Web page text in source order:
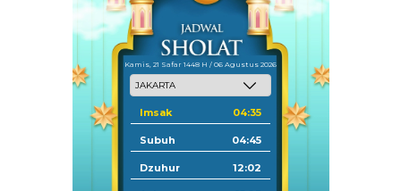
Kamis, 21 Safar 1448 H / 06 Agustus 2026
Imsak 04:35
Subuh 04:45
Dzuhur 12:02